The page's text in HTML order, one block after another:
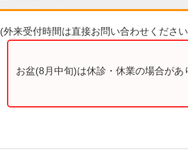
(外来受付時間は直接お問い合わせくださ
お盆(8月中旬)は休診・休業の場合があ